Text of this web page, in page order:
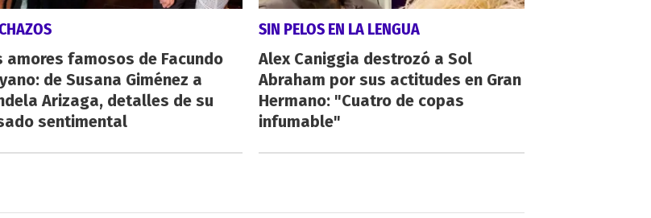
amores famosos de Facundo
de Susana Giménez a
Arizaga, detalles de su
sentimental
SIN PELOS EN LA LENGUA
Alex Caniggia destrozó a Sol
Abraham por sus actitudes en Gran
Hermano: "Cuatro de copas
infumable"